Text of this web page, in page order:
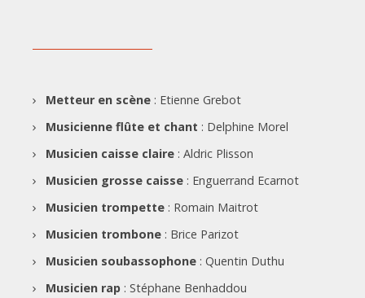
Metteur en scène: Etienne Grebot
Musicienne flûte et chant : Delphine Morel
Musicien caisse claire: Aldric Plisson
Musicien grosse caisse: Enguerrand Ecarnot
Musicien trompette: Romain Maitrot
Musicien trombone: Brice Parizot
Musicien soubassophone: Quentin Duthu
Musicien rap: Stéphane Benhaddou